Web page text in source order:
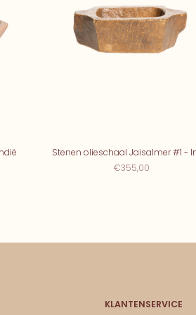
Stenen olieschaal Jaisalmer #1 -
€355,00